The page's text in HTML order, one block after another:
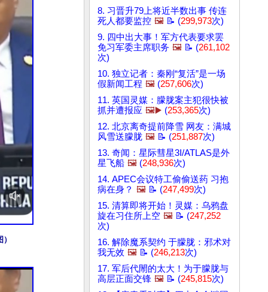
8. 习晋升79上将近半数出事 传连
死人都要监控 🖼️ 📝 (299,973次)
9. 四中出大事！军方代表要求罢
免习军委主席职务 🖼️ 📝 (261,102
次)
10. 独立记者：秦刚“复活”是一场
假新闻工程 🖼️ (257,606次)
11. 英国灵媒：朦胧案主犯很快被
抓并遭报应 🖼️▶️ (253,365次)
12. 北京离奇提前降雪 网友：满城
风雪送朦胧 🖼️ 📝 (251,887次)
13. 奇闻：星际彗星3I/ATLAS是外
星飞船 🖼️ (248,936次)
14. APEC会议特工偷偷送药 习抱
病在身？ 🖼️ 📝 (247,499次)
15. 清算即将开始！灵媒：乌鸦盘
旋在习住所上空 🖼️ 📝 (247,252
次)
16. 解除魔系契约 于朦胧：邪术对
我无效 🖼️ 📝 (246,213次)
17. 军后代閙的太大！为于朦胧与
高层正面交锋 🖼️ 📝 (245,815次)